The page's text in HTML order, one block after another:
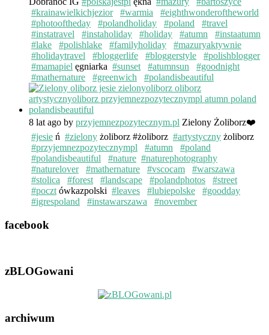
#krainawielkichjezior
#warmia
#eighthwonderoftheworld
#photooftheday
#polandholiday #poland
#travel
#instatravel
#instaholiday #holiday #atumn
#instaatumn
#lake
#polishlake #familyholiday
#mazuryaktywnie
#holidaytravel
#bloggerlife #bloggerstyle
#polishblogger
#mamapiel ęgniarka #sunset #atumnsun
#goodnight
#mathernature
#greenwich #polandisbeautiful
8 lat ago by przyjemnezpozytecznym.pl Zielony Żoliborz❤️
#jesie ń #zielony żoliborz #żoliborz #artystyczny żoliborz
#przyjemnezpozytecznympl
#atumn
#poland
#polandisbeautiful
#nature #naturephotography
#naturelover
#mathernature #vscocam
#warszawa
#stolica
#forest #landscape #polandphotos
#street
#poczt ówkazpolski #leaves #lubiepolske
#goodday
#igrespoland
#instawarszawa #november
facebook
zBLOGowani
archiwum